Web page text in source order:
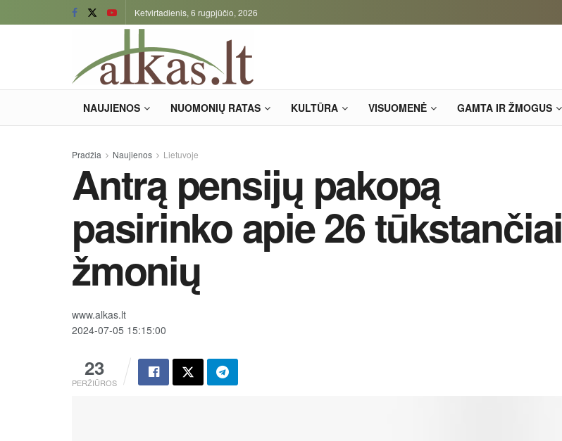
Ketvirtadienis, 6 rugpjūčio, 2026
NAUJIENOS NUOMONIŲ RATAS KULTŪRA VISUOMENĖ GAMTA IR ŽMOGUS
Pradžia Naujienos Lietuvoje
Antrą pensijų pakopą
pasirinko apie 26 tūkstančiai
žmonių
www.alkas.lt
2024-07-05 15:15:00
23
PERŽIŪROS